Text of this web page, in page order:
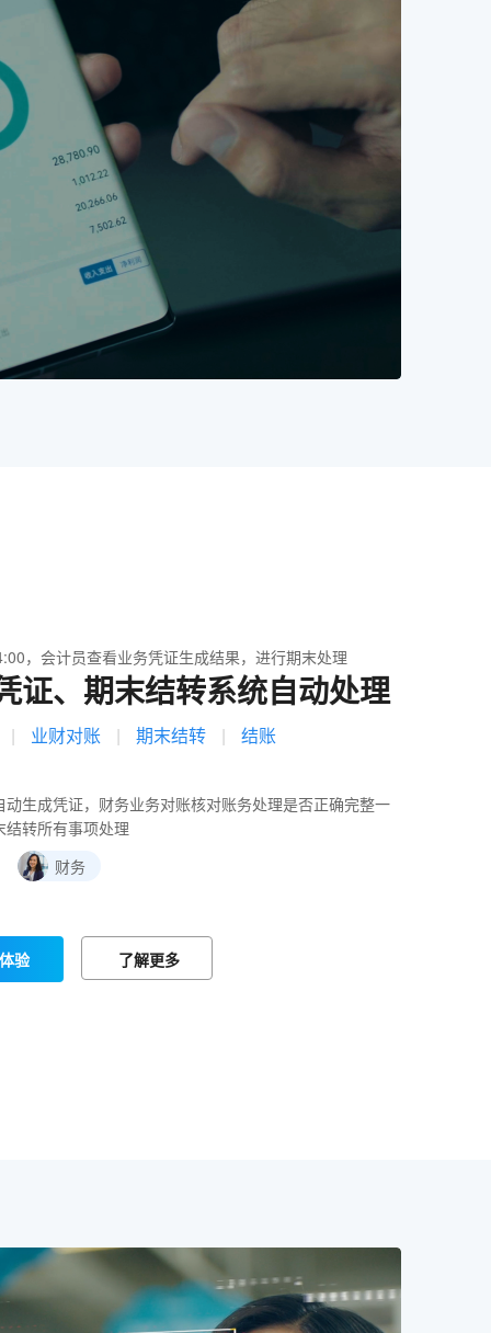
，会计员查看业务凭证生成结果，进行期末处理
证、期末结转系统自动处理
| 业财对账 | 期末结转 | 结账
动生成凭证，财务业务对账核对账务处理是否正确完整一
结转所有事项处理
财务
验 了解更多